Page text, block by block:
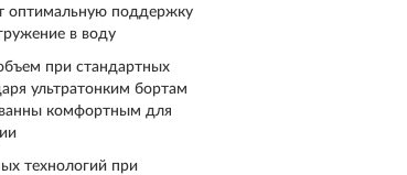
оптимальную поддержку
в воду
при стандартных
ультратонким бортам
комфортным для
технологий при